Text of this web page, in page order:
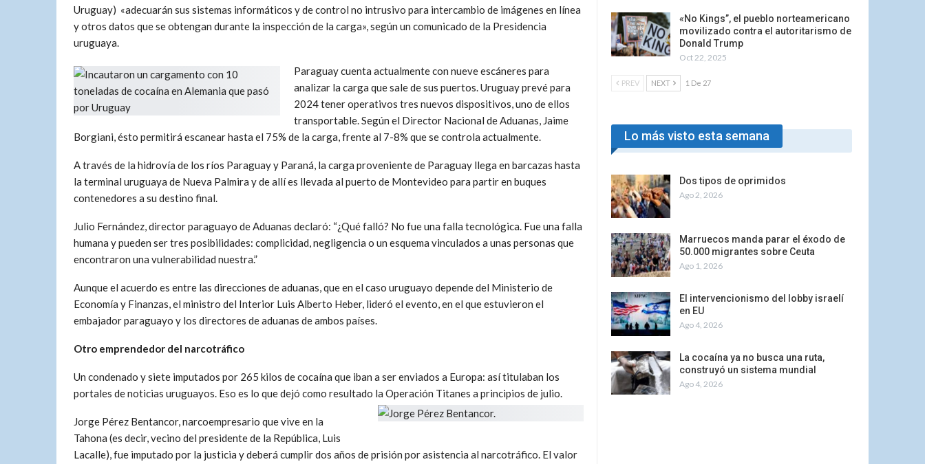
Uruguay) «adecuarán sus sistemas informáticos y de control no intrusivo para intercambio de imágenes en línea
y otros datos que se obtengan durante la inspección de la carga», según un comunicado de la Presidencia
uruguaya.
Paraguay cuenta actualmente con nueve escáneres para
analizar la carga que sale de sus puertos. Uruguay prevé para
2024 tener operativos tres nuevos dispositivos, uno de ellos
transportable. Según el Director Nacional de Aduanas, Jaime
Borgiani, ésto permitirá escanear hasta el 75% de la carga, frente al 7-8% que se controla actualmente.
A través de la hidrovía de los ríos Paraguay y Paraná, la carga proveniente de Paraguay llega en barcazas hasta
la terminal uruguaya de Nueva Palmira y de allí es llevada al puerto de Montevideo para partir en buques
contenedores a su destino final.
Julio Fernández, director paraguayo de Aduanas declaró: “¿Qué falló? No fue una falla tecnológica. Fue una falla
humana y pueden ser tres posibilidades: complicidad, negligencia o un esquema vinculados a unas personas que
encontraron una vulnerabilidad nuestra.”
Aunque el acuerdo es entre las direcciones de aduanas, que en el caso uruguayo depende del Ministerio de
Economía y Finanzas, el ministro del Interior Luis Alberto Heber, lideró el evento, en el que estuvieron el
embajador paraguayo y los directores de aduanas de ambos países.
Otro emprendedor del narcotráfico
Un condenado y siete imputados por 265 kilos de cocaína que iban a ser enviados a Europa: así titulaban los
portales de noticias uruguayos. Eso es lo que dejó como resultado la Operación Titanes a principios de julio.
Jorge Pérez Bentancor, narcoempresario que vive en la
Tahona (es decir, vecino del presidente de la República, Luis
Lacalle), fue imputado por la justicia y deberá cumplir dos años de prisión por asistencia al narcotráfico. El valor
«No Kings”, el pueblo norteamericano
movilizado contra el autoritarismo de
Donald Trump
Oct 22, 2025
PREV NEXT 1 De 27
Lo más visto esta semana
Dos tipos de oprimidos
Ago 2, 2026
Marruecos manda parar el éxodo de
50.000 migrantes sobre Ceuta
Ago 1, 2026
El intervencionismo del lobby israelí
en EU
Ago 4, 2026
La cocaína ya no busca una ruta,
construyó un sistema mundial
Ago 4, 2026